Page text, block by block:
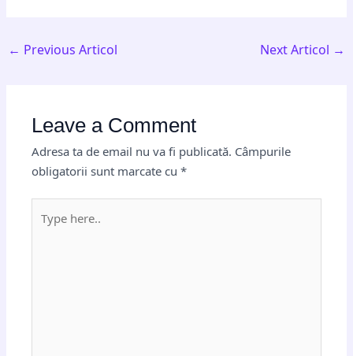
← Previous Articol Next Articol →
Leave a Comment
Adresa ta de email nu va fi publicată. Câmpurile
obligatorii sunt marcate cu*
here..